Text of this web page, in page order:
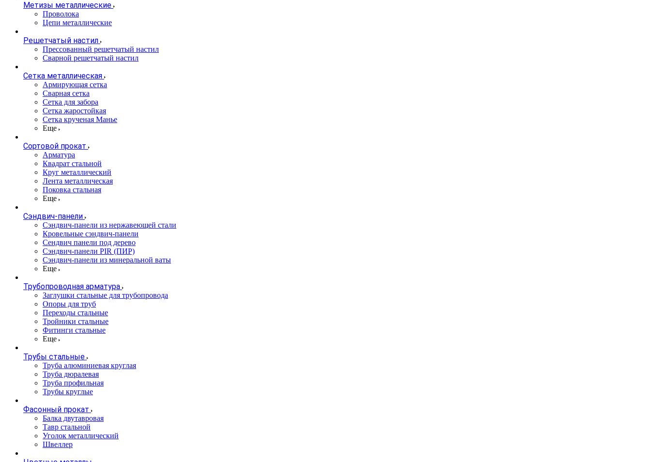
Метизы металлические
Проволока
Цепи металлические
Решетчатый настил
Прессованный решетчатый настил
Сварной решетчатый настил
Сетка металлическая
Армирующая сетка
Сварная сетка
Сетка для забора
Сетка жаростойкая
Сетка крученая Манье
Еще
Сортовой прокат
Арматура
Квадрат стальной
Круг металлический
Лента металлическая
Поковка стальная
Еще
Сэндвич-панели
Cэндвич-панели из нержавеющей стали
Кровельные сэндвич-панели
Сендвич панели под дерево
Сэндвич-панели PIR (ПИР)
Сэндвич-панели из минеральной ваты
Еще
Трубопроводная арматура
Заглушки стальные для трубопровода
Опоры для труб
Переходы стальные
Тройники стальные
Фитинги стальные
Еще
Трубы стальные
Труба алюминиевая круглая
Труба дюралевая
Труба профильная
Трубы круглые
Фасонный прокат
Балка двутавровая
Тавр стальной
Уголок металлический
Швеллер